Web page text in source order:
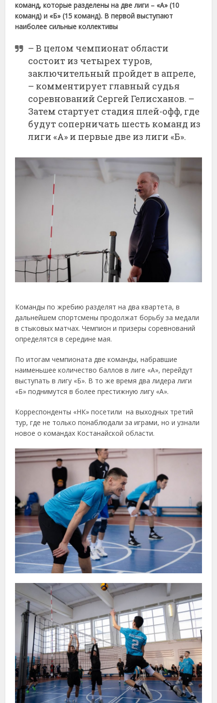
команд, которые разделены на две лиги – «А» (10
команд) и «Б» (15 команд). В первой выступают
наиболее сильные коллективы
– В целом чемпионат области
состоит из четырех туров,
заключительный пройдет в апреле,
– комментирует главный судья
соревнований Сергей Гелисханов. –
Затем стартует стадия плей-офф, где
будут соперничать шесть команд из
лиги «А» и первые две из лиги «Б».
Команды по жребию разделят на два квартета, в
дальнейшем спортсмены продолжат борьбу за медали
в стыковых матчах. Чемпион и призеры соревнований
определятся в середине мая.
По итогам чемпионата две команды, набравшие
наименьшее количество баллов в лиге «А», перейдут
выступать в лигу «Б». В то же время два лидера лиги
«Б» поднимутся в более престижную лигу «А».
Корреспонденты «НК» посетили на выходных третий
тур, где не только понаблюдали за играми, но и узнали
новое о командах Костанайской области.